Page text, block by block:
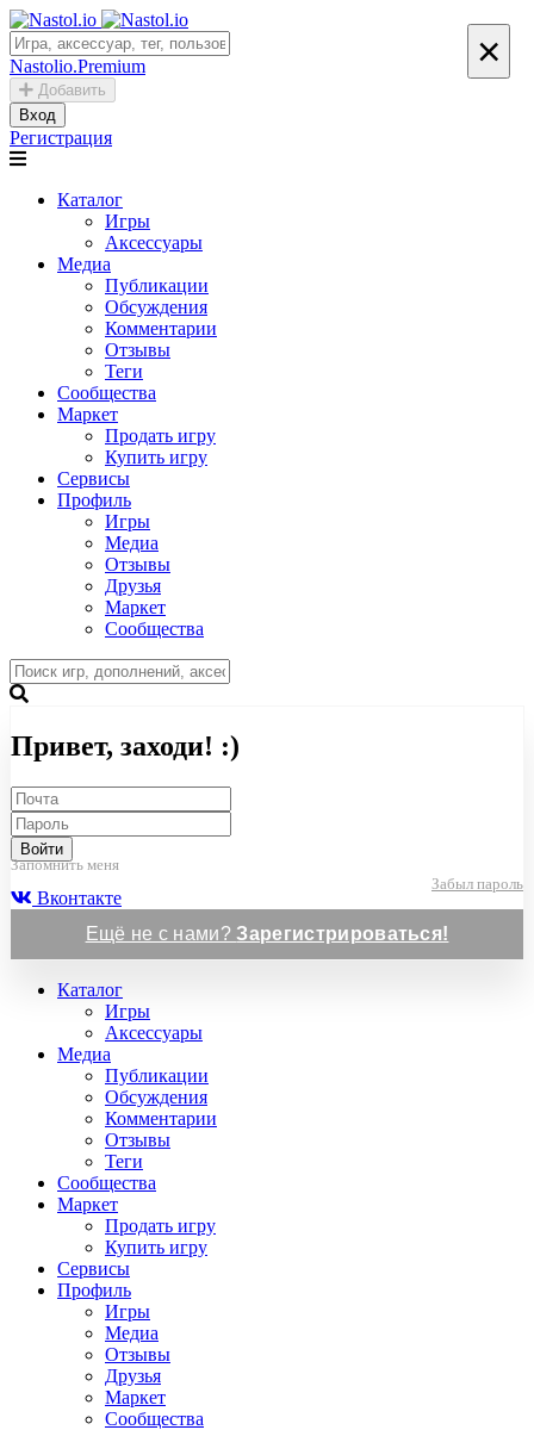
Nastolio.Premium
Добавить
Вход
Регистрация
Каталог
Игры
Аксессуары
Медиа
Публикации
Обсуждения
Комментарии
Отзывы
Теги
Сообщества
Маркет
Продать игру
Купить игру
Сервисы
Профиль
Игры
Медиа
Отзывы
Друзья
Маркет
Сообщества
×
Привет, заходи! :)
Войти
Запомнить меня
Забыл пароль
Вконтакте
Ещё не с нами?Зарегистрироваться!
Каталог
Игры
Аксессуары
Медиа
Публикации
Обсуждения
Комментарии
Отзывы
Теги
Сообщества
Маркет
Продать игру
Купить игру
Сервисы
Профиль
Игры
Медиа
Отзывы
Друзья
Маркет
Сообщества